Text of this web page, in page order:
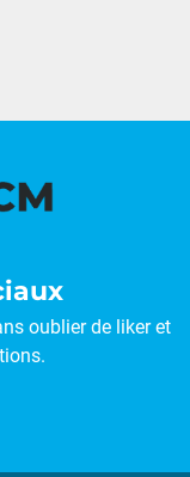
oublier de liker et